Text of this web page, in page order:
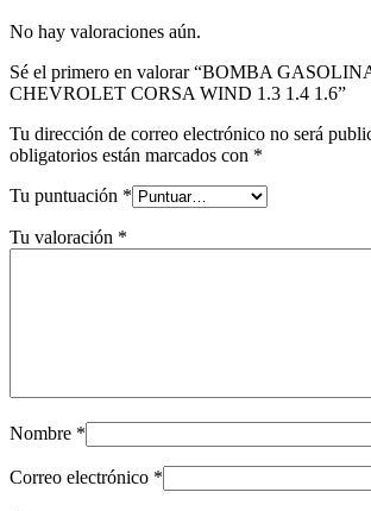
No hay valoraciones aún.
Sé el primero en valorar “BOMBA
CHEVROLET CORSA WIND 1.3 1.4 1.6”
Tu dirección de correo electrónico no será
obligatorios están marcados con *
Tu puntuación *
Tu valoración *
Nombre *
Correo electrónico *